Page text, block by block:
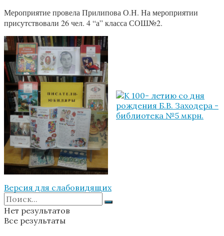
Мероприятие провела Прилипова О.Н. На мероприятии
присутствовали 26 чел. 4 “а” класса СОШ№2.
Версия для слабовидящих
Нет результатов
Все результаты